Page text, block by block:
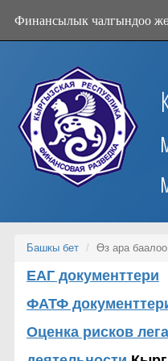
Финансылык чалгындоо
Башкы бет Өз ара баалоо
ЕАГ документтери
ФАТФ
Оценка рисков